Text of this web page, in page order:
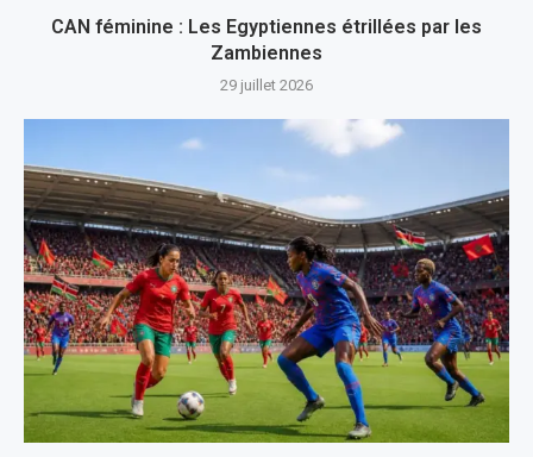
CAN féminine : Les Egyptiennes étrillées par les
Zambiennes
29 juillet 2026